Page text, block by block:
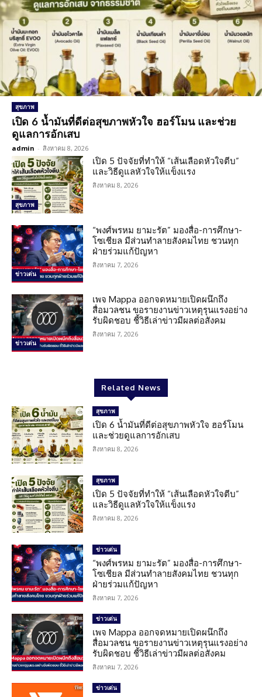
สุขภาพ
เปิด 6 น้ำมันที่ดีต่อสุขภาพหัวใจ ฮอร์โมน และช่วย
ดูแลการอักเสบ
admin - สิงหาคม 8, 2026
สุขภาพ
เปิด 5 ปัจจัยที่ทำให้ “เส้นเลือดหัวใจตีบ”
และวิธีดูแลหัวใจให้แข็งแรง
สิงหาคม 8, 2026
ข่าวเด่น
“พงศ์พรหม ยามะรัต” มองสื่อ-การศึกษา-
โซเชียล มีส่วนทำลายสังคมไทย ชวนทุก
ฝ่ายร่วมแก้ปัญหา
สิงหาคม 7, 2026
ข่าวเด่น
เพจ Mappa ออกจดหมายเปิดผนึกถึง
สื่อมวลชน ขอรายงานข่าวเหตุรุนแรงอย่าง
รับผิดชอบ ชี้วิธีเล่าข่าวมีผลต่อสังคม
สิงหาคม 7, 2026
Related News
สุขภาพ
เปิด 6 น้ำมันที่ดีต่อสุขภาพหัวใจ ฮอร์โมน
และช่วยดูแลการอักเสบ
สิงหาคม 8, 2026
สุขภาพ
เปิด 5 ปัจจัยที่ทำให้ “เส้นเลือดหัวใจตีบ”
และวิธีดูแลหัวใจให้แข็งแรง
สิงหาคม 8, 2026
ข่าวเด่น
“พงศ์พรหม ยามะรัต” มองสื่อ-การศึกษา-
โซเชียล มีส่วนทำลายสังคมไทย ชวนทุก
ฝ่ายร่วมแก้ปัญหา
สิงหาคม 7, 2026
ข่าวเด่น
เพจ Mappa ออกจดหมายเปิดผนึกถึง
สื่อมวลชน ขอรายงานข่าวเหตุรุนแรงอย่าง
รับผิดชอบ ชี้วิธีเล่าข่าวมีผลต่อสังคม
สิงหาคม 7, 2026
ข่าวเด่น